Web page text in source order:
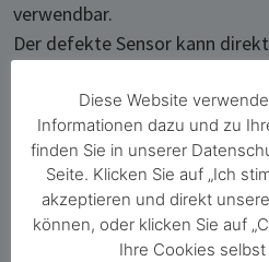
verwendbar.
Der defekte Sensor kann
Diese Website
Informationen dazu und zu
finden Sie in unserer
Seite. Klicken Sie auf „Ich
akzeptieren und direkt
können, oder klicken Sie auf
Ihre Cookies